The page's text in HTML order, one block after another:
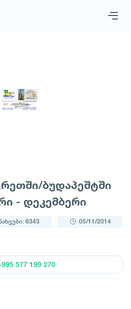
ბუდაპეშტში
- დეკემბერი
6343 05/11/2014
577 199 270